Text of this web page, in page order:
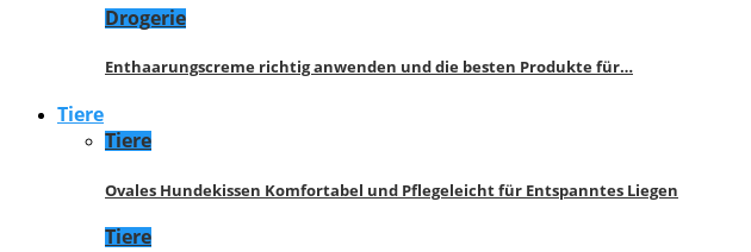
Drogerie
Enthaarungscreme richtig anwenden und die besten Produkte für…
Tiere
Tiere
Ovales Hundekissen Komfortabel und Pflegeleicht für Entspanntes Liegen
Tiere